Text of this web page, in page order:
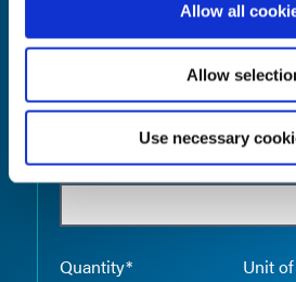
Allow all
Allow
Use necessary
Unit of
Product Name*
Quantity* Unit